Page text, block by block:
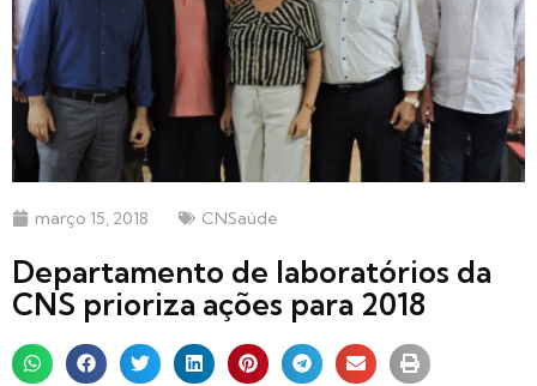
março 15, 2018 CNSaúde
Departamento de laboratórios da
CNS prioriza ações para 2018